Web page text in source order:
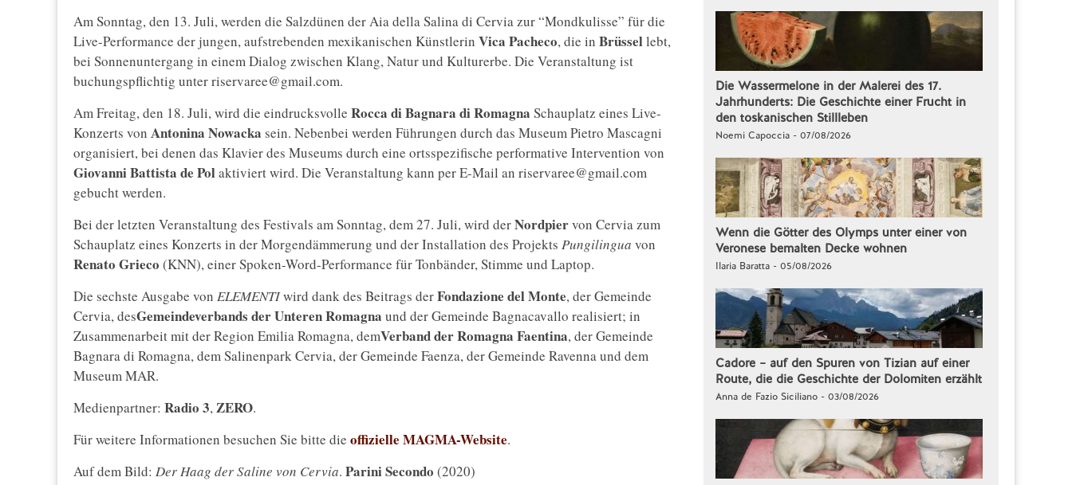
Am Sonntag, den 13. Juli, werden die Salzdünen der Aia della Salina di Cervia zur “Mondkulisse” für die
Live-Performance der jungen, aufstrebenden mexikanischen Künstlerin Vica Pacheco, die in Brüssellebt,
bei Sonnenuntergang in einem Dialog zwischen Klang, Natur und Kulturerbe. Die Veranstaltung ist
buchungspflichtig unter riservaree@gmail.com.
Am Freitag, den 18. Juli, wird die eindrucksvolle Rocca di Bagnara di Romagna Schauplatz eines Live-
Konzerts von Antonina Nowacka sein. Nebenbei werden Führungen durch das Museum Pietro Mascagni
organisiert, bei denen das Klavier des Museums durch eine ortsspezifische performative Intervention von
Giovanni Battista de Polaktiviert wird. Die Veranstaltung kann per E-Mail an riservaree@gmail.com
gebucht werden.
Bei der letzten Veranstaltung des Festivals am Sonntag, dem 27. Juli, wird derNordpiervon Cervia zum
Schauplatz eines Konzerts in der Morgendämmerung und der Installation des Projekts Pungilingua von
Renato Grieco (KNN), einer Spoken-Word-Performance für Tonbänder, Stimme und Laptop.
Die sechste Ausgabe von ELEMENTIwird dank des Beitrags derFondazione del Monte, der Gemeinde
Cervia, desGemeindeverbands der Unteren Romagna und der Gemeinde Bagnacavallo realisiert; in
Zusammenarbeit mit der Region Emilia Romagna, demVerband der Romagna Faentina, der Gemeinde
Bagnara di Romagna, dem Salinenpark Cervia, der Gemeinde Faenza, der Gemeinde Ravenna und dem
Museum MAR.
Medienpartner: Radio 3,ZERO.
Für weitere Informationen besuchen Sie bitte die offizielle MAGMA-Website.
Auf dem Bild: Der Haag der Saline von Cervia. Parini Secondo (2020)
Die Wassermelone in der Malerei des 17.
Jahrhunderts: Die Geschichte einer Frucht in
den toskanischen Stillleben
Noemi Capoccia - 07/08/2026
Wenn die Götter des Olymps unter einer von
Veronese bemalten Decke wohnen
Ilaria Baratta - 05/08/2026
Cadore – auf den Spuren von Tizian auf einer
Route, die die Geschichte der Dolomiten erzählt
Anna de Fazio Siciliano - 03/08/2026